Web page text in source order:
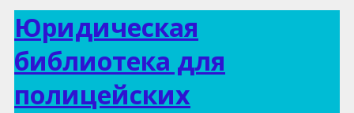
Юридическая
библиотека для
полицейских